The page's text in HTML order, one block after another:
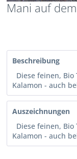
Mani auf
Beschreibung
Diese feinen,
Kalamon - auch
Auszeichnungen
Diese feinen,
Kalamon - auch